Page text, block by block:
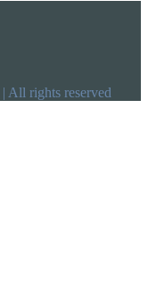
| All rights reserved